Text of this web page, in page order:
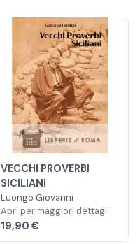
VECCHI PROVERBI
SICILIANI
Luongo Giovanni
Apri per maggiori dettagli
19,90 €